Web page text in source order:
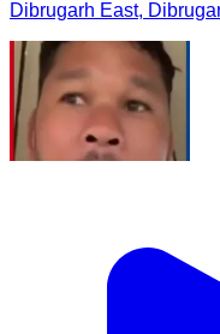
Dibrugarh East,